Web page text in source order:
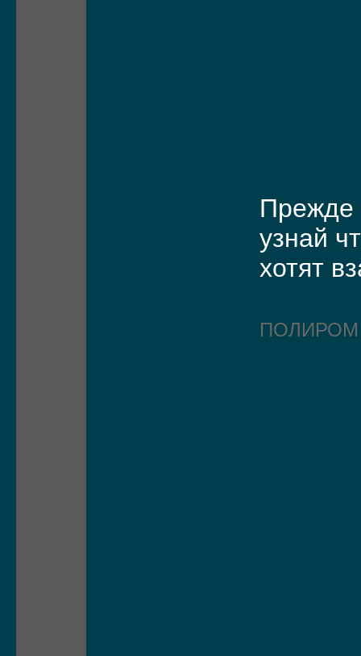
Прежде
узнай
хотят